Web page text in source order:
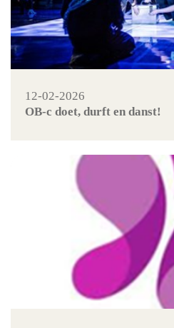
12-02-2026
OB-c doet, durft en danst!